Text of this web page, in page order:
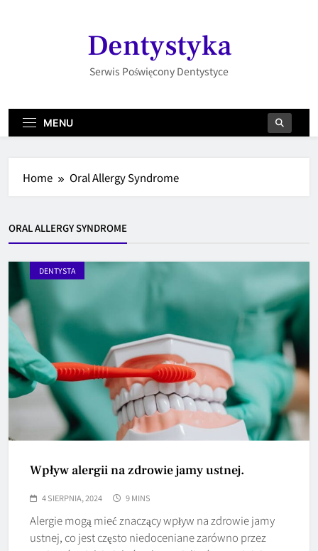
Dentystyka
Serwis Poświęcony Dentystyce
MENU
Home Oral Allergy Syndrome
ORAL ALLERGY SYNDROME
DENTYSTA
Wpływ alergii na zdrowie jamy ustnej.
4 SIERPNIA, 2024 9 MINS
Alergie mogą mieć znaczący wpływ na zdrowie jamy
ustnej, co jest często niedoceniane zarówno przez